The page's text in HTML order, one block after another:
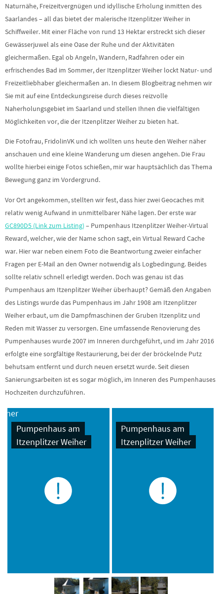
Naturnähe, Freizeitvergnügen und idyllische Erholung inmitten des
Saarlandes – all das bietet der malerische Itzenplitzer Weiher in
Schiffweiler. Mit einer Fläche von rund 13 Hektar erstreckt sich dieser
Gewässerjuwel als eine Oase der Ruhe und der Aktivitäten
gleichermaßen. Egal ob Angeln, Wandern, Radfahren oder ein
erfrischendes Bad im Sommer, der Itzenplitzer Weiher lockt Natur- und
Freizeitliebhaber gleichermaßen an. In diesem Blogbeitrag nehmen wir
Sie mit auf eine Entdeckungsreise durch dieses reizvolle
Naherholungsgebiet im Saarland und stellen Ihnen die vielfältigen
Möglichkeiten vor, die der Itzenplitzer Weiher zu bieten hat.
Die Fotofrau, FridolinVK und ich wollten uns heute den Weiher näher
anschauen und eine kleine Wanderung um diesen angehen. Die Frau
wollte hierbei einige Fotos schießen, mir war hauptsächlich das Thema
Bewegung ganz im Vordergrund.
Vor Ort angekommen, stellten wir fest, dass hier zwei Geocaches mit
relativ wenig Aufwand in unmittelbarer Nähe lagen. Der erste war
GC890D5 (Link zum Listing) – Pumpenhaus Itzenplitzer Weiher-Virtual
Reward, welcher, wie der Name schon sagt, ein Virtual Reward Cache
war. Hier war neben einem Foto die Beantwortung zweier einfacher
Fragen per E-Mail an den Owner notwendig als Logbedingung. Beides
sollte relativ schnell erledigt werden. Doch was genau ist das
Pumpenhaus am Itzenplitzer Weiher überhaupt? Gemäß den Angaben
des Listings wurde das Pumpenhaus im Jahr 1908 am Itzenplitzer
Weiher erbaut, um die Dampfmaschinen der Gruben Itzenplitz und
Reden mit Wasser zu versorgen. Eine umfassende Renovierung des
Pumpenhauses wurde 2007 im Inneren durchgeführt, und im Jahr 2016
erfolgte eine sorgfältige Restaurierung, bei der der bröckelnde Putz
behutsam entfernt und durch neuen ersetzt wurde. Seit diesen
Sanierungsarbeiten ist es sogar möglich, im Inneren des Pumpenhauses
Hochzeiten durchzuführen.
Pumpenhaus am
Itzenplitzer Weiher
Pumpenhaus am
Itzenplitzer Weiher